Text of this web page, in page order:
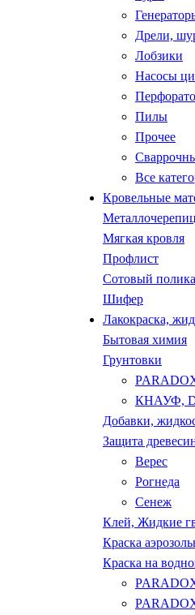
Дрели,
Лобзики
Насосы
Пилы
Прочее
Все
Кровельные
Мягкая кровля
Профлист
Сотовый
Шифер
Лакокраска,
Бытовая химия
Грунтовки
КНАУФ,
Добавки,
Защита
Верес
Рогнеда
Сенеж
Клей, Жидкие
Краска
Краска на